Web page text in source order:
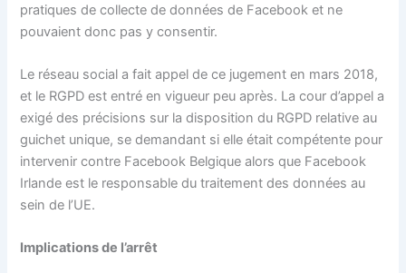
pratiques de collecte de données de Facebook et ne
pouvaient donc pas y consentir.
Le réseau social a fait appel de ce jugement en mars 2018,
et le RGPD est entré en vigueur peu après. La cour d’appel a
exigé des précisions sur la disposition du RGPD relative au
guichet unique, se demandant si elle était compétente pour
intervenir contre Facebook Belgique alors que Facebook
Irlande est le responsable du traitement des données au
sein de l’UE.
Implications de l’arrêt